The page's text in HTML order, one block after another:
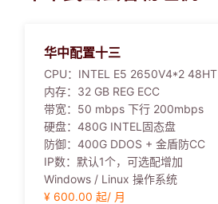
华中配置十三
CPU： INTEL E5 2650V4*2 48HT
内存： 32 GB REG ECC
带宽： 50 mbps 下行 200mbps
硬盘： 480G INTEL固态盘
防御： 400G DDOS + 金盾防CC
IP数： 默认1个，可选配增加
Windows / Linux 操作系统
¥ 600.00 起/ 月